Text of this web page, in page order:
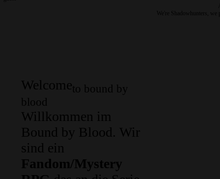
We're Shadowhunters,
Welcometo bound by
blood
Willkommen im
Bound by Blood. Wir
sind ein
Fandom/Mystery